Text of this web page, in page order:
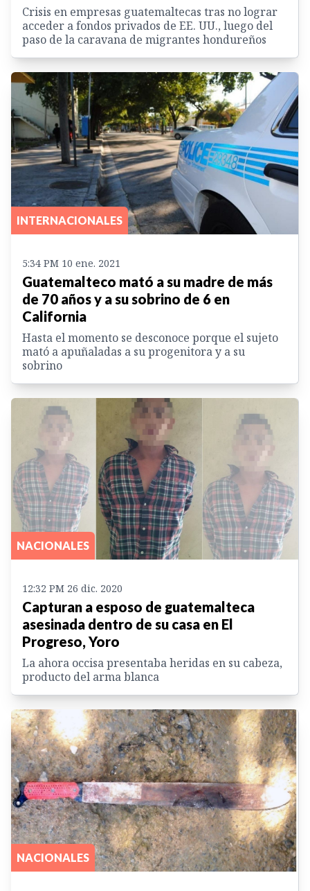
Crisis en empresas guatemaltecas tras no lograr
acceder a fondos privados de EE. UU., luego del
paso de la caravana de migrantes hondureños
INTERNACIONALES
5:34 PM 10 ene. 2021
Guatemalteco mató a su madre de más
de 70 años y a su sobrino de 6 en
California
Hasta el momento se desconoce porque el sujeto
mató a apuñaladas a su progenitora y a su
sobrino
NACIONALES
12:32 PM 26 dic. 2020
Capturan a esposo de guatemalteca
asesinada dentro de su casa en El
Progreso, Yoro
La ahora occisa presentaba heridas en su cabeza,
producto del arma blanca
NACIONALES